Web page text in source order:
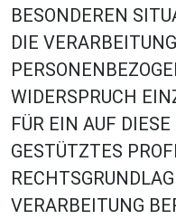
BESONDEREN
DIE
WIDERSPRUCH
FÜR EIN AUF
GESTÜTZTES
VERARBEITUNG